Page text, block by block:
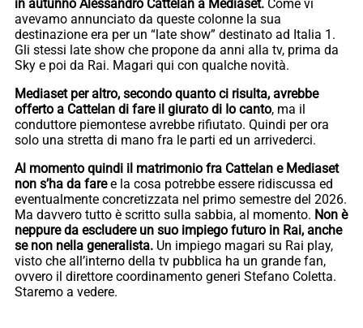
in autunno Alessandro Cattelan a Mediaset. Come vi
avevamo annunciato da queste colonne la sua
destinazione era per un “late show” destinato ad Italia 1.
Gli stessi late show che propone da anni alla tv, prima da
Sky e poi da Rai. Magari qui con qualche novità.
Mediaset per altro, secondo quanto ci risulta, avrebbe
offerto a Cattelan di fare il giurato di Io canto, ma il
conduttore piemontese avrebbe rifiutato. Quindi per ora
solo una stretta di mano fra le parti ed un arrivederci.
Al momento quindi il matrimonio fra Cattelan e Mediaset
non s’ha da faree la cosa potrebbe essere ridiscussa ed
eventualmente concretizzata nel primo semestre del 2026.
Ma davvero tutto è scritto sulla sabbia, al momento. Non è
neppure da escludere un suo impiego futuro in Rai, anche
se non nella generalista. Un impiego magari su Rai play,
visto che all’interno della tv pubblica ha un grande fan,
ovvero il direttore coordinamento generi Stefano Coletta.
Staremo a vedere.